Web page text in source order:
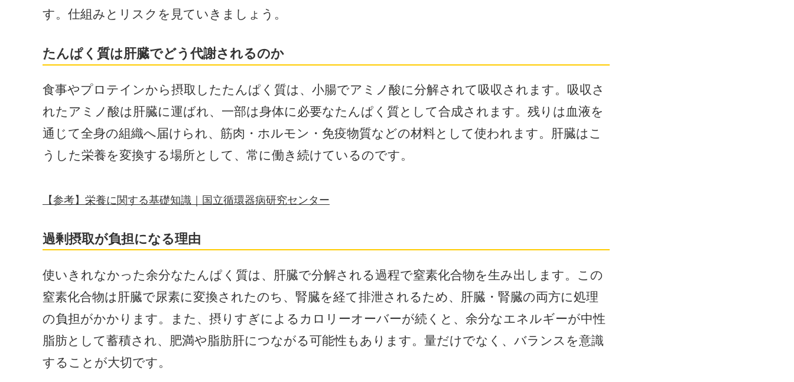
す。仕組みとリスクを見ていきましょう。
たんぱく質は肝臓でどう代謝されるのか
食事やプロテインから摂取したたんぱく質は、小腸でアミノ酸に分解されて吸収されます。吸収さ
れたアミノ酸は肝臓に運ばれ、一部は身体に必要なたんぱく質として合成されます。残りは血液を
通じて全身の組織へ届けられ、筋肉・ホルモン・免疫物質などの材料として使われます。肝臓はこ
うした栄養を変換する場所として、常に働き続けているのです。
【参考】栄養に関する基礎知識｜国立循環器病研究センター
過剰摂取が負担になる理由
使いきれなかった余分なたんぱく質は、肝臓で分解される過程で窒素化合物を生み出します。この
窒素化合物は肝臓で尿素に変換されたのち、腎臓を経て排泄されるため、肝臓・腎臓の両方に処理
の負担がかかります。また、摂りすぎによるカロリーオーバーが続くと、余分なエネルギーが中性
脂肪として蓄積され、肥満や脂肪肝につながる可能性もあります。量だけでなく、バランスを意識
することが大切です。